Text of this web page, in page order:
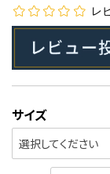
レ
サイズ
選択してください